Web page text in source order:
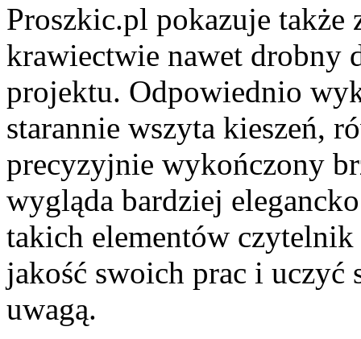
Proszkic.pl pokazuje także
krawiectwie nawet drobny
projektu. Odpowiednio
starannie wszyta kieszeń,
precyzyjnie wykończony
wygląda bardziej
takich elementów
jakość swoich prac i uczyć
uwagą.